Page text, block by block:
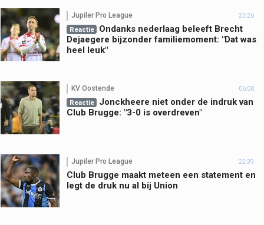
Jupiler Pro League 23:26
Reactie
Ondanks nederlaag beleeft Brecht
Dejaegere bijzonder familiemoment: "Dat was
heel leuk"
KV Oostende 06:00
Reactie
Jonckheere niet onder de indruk van
Club Brugge: "3-0 is overdreven"
Jupiler Pro League 22:39
Club Brugge maakt meteen een statement en
legt de druk nu al bij Union